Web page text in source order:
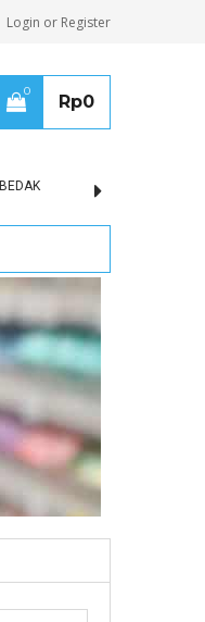
Login or Register
0
Rp0
BEDAK